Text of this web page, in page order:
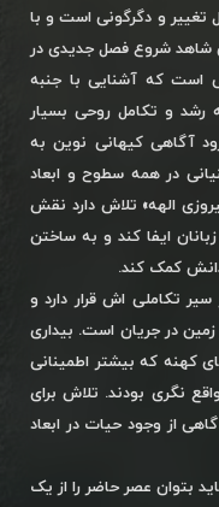
تغییر و دگرگونی است و با
شاهد شروع فصل جدیدی در
است که آشنایی با جنبه
و تکامل روحی بسیار
آگاهی کیهانی نوین به
در همه سطوح و ابعاد
الهه» تلاش دارد نقش
ایفا کند و به ساختن
کمک کند.
تکاملی اش قرار دارد و
در جریان است. بیداری
کهنه که بیشتر اطمینانی
نگری بودند. تلاش برای
از وجود حیات در ابعاد
بتوان عصر حاضر را از یک